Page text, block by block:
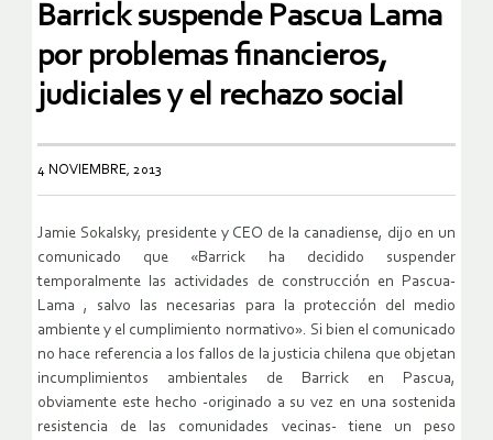
Barrick suspende Pascua Lama
por problemas financieros,
judiciales y el rechazo social
4 NOVIEMBRE, 2013
Jamie Sokalsky, presidente y CEO de la canadiense, dijo en un
comunicado que «Barrick ha decidido suspender
temporalmente las actividades de construcción en Pascua-
Lama , salvo las necesarias para la protección del medio
ambiente y el cumplimiento normativo». Si bien el comunicado
no hace referencia a los fallos de la justicia chilena que objetan
incumplimientos ambientales de Barrick en Pascua,
obviamente este hecho -originado a su vez en una sostenida
resistencia de las comunidades vecinas- tiene un peso